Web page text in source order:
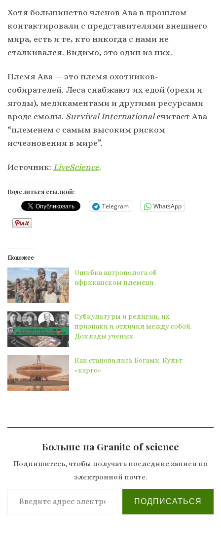
Хотя большинство членов Ава в прошлом
контактировали с представителями внешнего
мира, есть и те, кто никогда с нами не
сталкивался. Видимо, это один из них.
Племя Ава — это племя охотников-
собирателей. Леса снабжают их едой (орехи и
ягоды), медикаментами и другими ресурсами
вроде смолы. Survival Internationalсчитает Ава
“племенем с самым высоким риском
исчезновения в мире”.
Источник: LiveScience.
Поделиться ссылкой:
Telegram WhatsApp
Похожее
Ошибка антрополога об
африканском племени
Субкультуры и религии, их
признаки и отличия между собой.
Доклады ученых
Как становились Богами. Культ
«карго»
Больше на Granite of science
Подпишитесь, чтобы получать последние записи по
электронной почте.
Введите адрес электронной почты…
ПОДПИСАТЬСЯ